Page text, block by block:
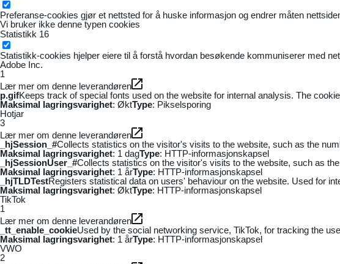
Preferanse-cookies gjør et nettsted for å huske informasjon og endrer måten
Vi bruker ikke denne typen cookies
Statistikk 16
Statistikk-cookies hjelper eiere til å forstå hvordan besøkende kommuniserer med
Adobe Inc.
1
Lær mer om denne leverandøren
p.gifKeeps track of special fonts used on the website for internal analysis. The
Maksimal lagringsvarighet: ØktType: Pikselsporing
Hotjar
3
Lær mer om denne leverandøren
_hjSession_#Collects statistics on the visitor's visits to the website, such as the
Maksimal lagringsvarighet: 1 dagType: HTTP-informasjonskapsel
_hjSessionUser_#Collects statistics on the visitor's visits to the website, such as
Maksimal lagringsvarighet: 1 årType: HTTP-informasjonskapsel
_hjTLDTestRegisters statistical data on users' behaviour on the website. Used for
Maksimal lagringsvarighet: ØktType: HTTP-informasjonskapsel
TikTok
1
Lær mer om denne leverandøren
_tt_enable_cookieUsed by the social networking service, TikTok, for tracking the
Maksimal lagringsvarighet: 1 årType: HTTP-informasjonskapsel
VWO
2